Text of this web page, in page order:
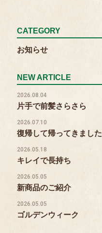
CATEGORY
お知らせ
NEW ARTICLE
片手で前髪さらさら
2026.08.04
復帰して帰ってきました
2026.07.10
キレイで長持ち
2026.05.18
新商品のご紹介
2026.05.05
ゴルデンウィーク
2026.05.05